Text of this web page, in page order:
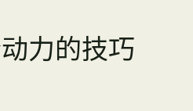
力的技巧